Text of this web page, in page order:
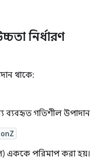
নির্ধারণ
থাকে:
ব্যবহৃত গতিশীল উপাদান
এককে পরিমাপ করা হয়।